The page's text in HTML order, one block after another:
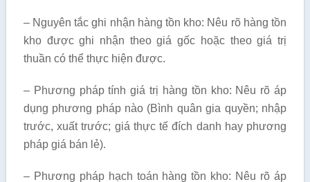
– Nguyên tắc ghi nhận hàng tồn kho: Nêu rõ hàng tồn
kho được ghi nhận theo giá gốc hoặc theo giá trị
thuần có thể thực hiện được.
– Phương pháp tính giá trị hàng tồn kho: Nêu rõ áp
dụng phương pháp nào (Bình quân gia quyền; nhập
trước, xuất trước; giá thực tế đích danh hay phương
pháp giá bán lẻ).
– Phương pháp hạch toán hàng tồn kho: Nêu rõ áp